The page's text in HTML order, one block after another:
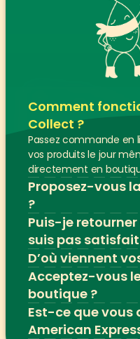
Comment
Collect ?
Passez commande en
vos produits le jour
directement en
Proposez-vous
?
Puis-je
suis pas satisfait
D’où viennent
Acceptez-vous
boutique ?
Est-ce que vous
American